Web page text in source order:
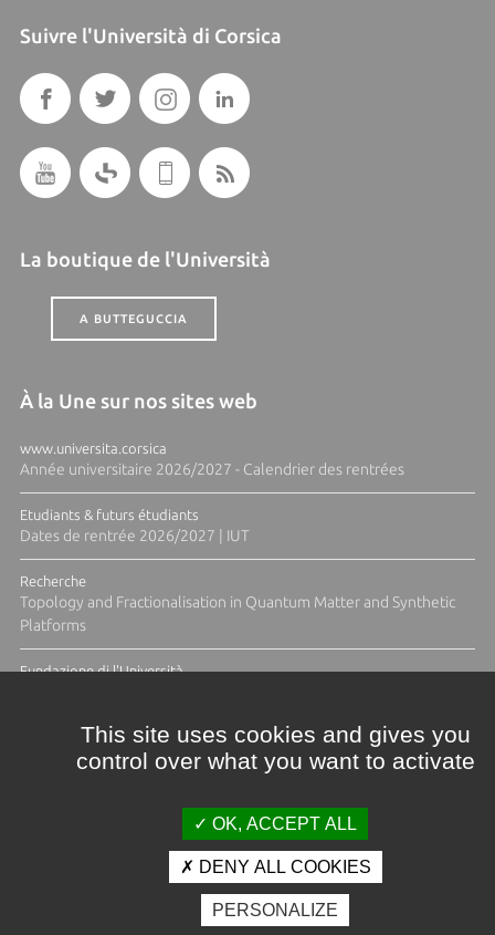
Suivre l'Università di Corsica
La boutique de l'Università
A BUTTEGUCCIA
À la Une sur nos sites web
www.universita.corsica
Année universitaire 2026/2027 - Calendrier des rentrées
Etudiants & futurs étudiants
Dates de rentrée 2026/2027 | IUT
Recherche
Topology and Fractionalisation in Quantum Matter and Synthetic
Platforms
Fundazione di l'Università
Crédits et mentions légales
Espace presse
Photothèque
This site uses cookies and gives you
control over what you want to activate
OK, ACCEPT ALL
DENY ALL COOKIES
PERSONALIZE